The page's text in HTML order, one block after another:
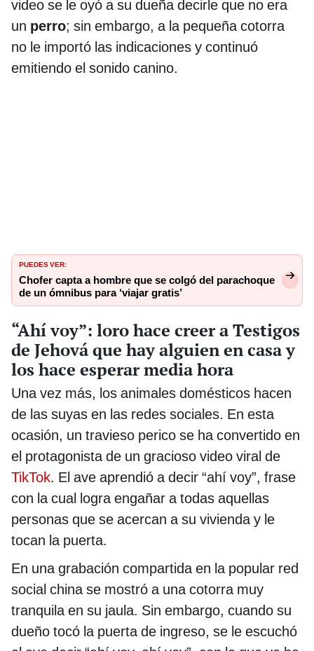
video se le oyó a su dueña decirle que no era
un perro; sin embargo, a la pequeña cotorra
no le importó las indicaciones y continuó
emitiendo el sonido canino.
PUEDES VER:
Chofer capta a hombre que se colgó del parachoque
de un ómnibus para ‘viajar gratis’
“Ahí voy”: loro hace creer a Testigos
de Jehová que hay alguien en casa y
los hace esperar media hora
Una vez más, los animales domésticos hacen
de las suyas en las redes sociales. En esta
ocasión, un travieso perico se ha convertido en
el protagonista de un gracioso video viral de
TikTok. El ave aprendió a decir “ahí voy”, frase
con la cual logra engañar a todas aquellas
personas que se acercan a su vivienda y le
tocan la puerta.
En una grabación compartida en la popular red
social china se mostró a una cotorra muy
tranquila en su jaula. Sin embargo, cuando su
dueño tocó la puerta de ingreso, se le escuchó